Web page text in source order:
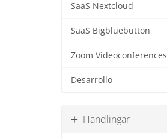
SaaS Nextcloud
SaaS Bigbluebutton
Zoom Videoconferences
Desarrollo
Handlingar